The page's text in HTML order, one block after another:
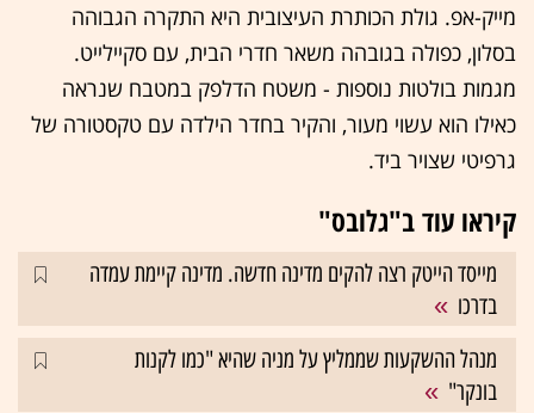
מייק-אפ. גולת הכותרת העיצובית היא התקרה הגבוהה
בסלון, כפולה בגובהה משאר חדרי הבית, עם סקיילייט.
מגמות בולטות נוספות - משטח הדלפק במטבח שנראה
כאילו הוא עשוי מעור, והקיר בחדר הילדה עם טקסטורה של
גרפיטי שצויר ביד.
קיראו עוד ב"גלובס"
מייסד הייטק רצה להקים מדינה חדשה. מדינה קיימת עמדה
בדרכו
מנהל ההשקעות שממליץ על מניה שהיא "כמו לקנות
בונקר"